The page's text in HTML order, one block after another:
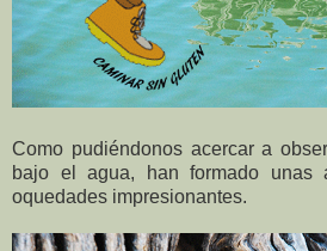
Como pudiéndonos acercar a
bajo el agua, han formado unas
oquedades impresionantes.